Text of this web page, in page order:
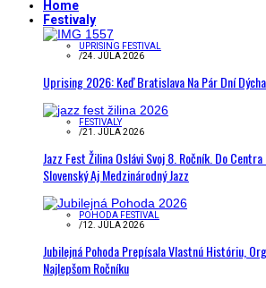
Home
Festivaly
UPRISING FESTIVAL
/24. JÚLA 2026
Uprising 2026: Keď Bratislava Na Pár Dní
FESTIVALY
/21. JÚLA 2026
Jazz Fest Žilina Oslávi Svoj 8. Ročník. Do
Slovenský Aj Medzinárodný Jazz
POHODA FESTIVAL
/12. JÚLA 2026
Jubilejná Pohoda Prepísala Vlastnú Históriu,
Najlepšom Ročníku